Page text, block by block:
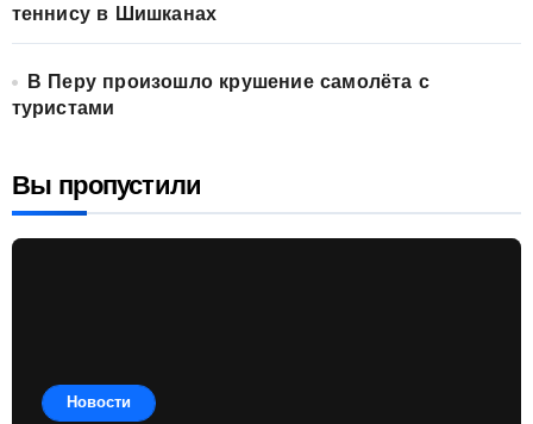
теннису в Шишканах
В Перу произошло крушение самолёта с
туристами
Вы пропустили
Новости